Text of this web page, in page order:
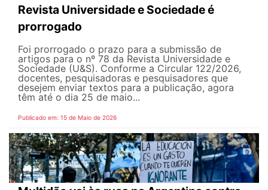
Revista Universidade e Sociedade é
prorrogado
Foi prorrogado o prazo para a submissão de
artigos para o nº 78 da Revista Universidade e
Sociedade (U&S). Conforme a Circular 122/2026,
docentes, pesquisadoras e pesquisadores que
desejem enviar textos para a publicação, agora
têm até o dia 25 de maio...
Publicado em: 15 de Maio de 2026